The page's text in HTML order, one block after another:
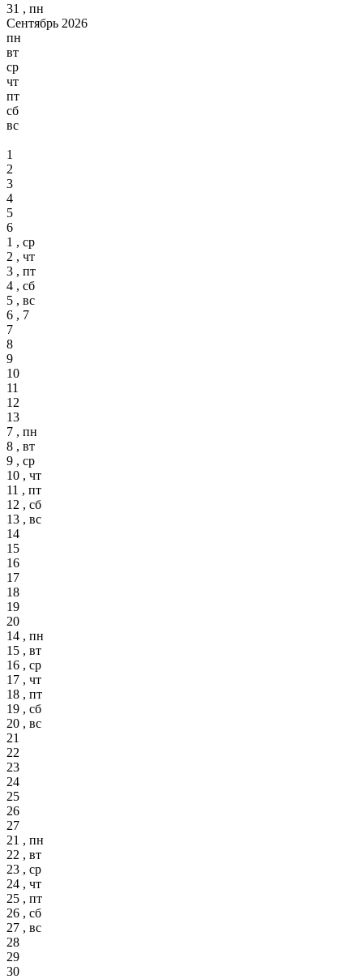
31 , пн
Сентябрь 2026
пн
вт
ср
чт
пт
сб
вс
1
2
3
4
5
6
1 , ср
2 , чт
3 , пт
4 , сб
5 , вс
6 , 7
7
8
9
10
11
12
13
7 , пн
8 , вт
9 , ср
10 , чт
11 , пт
12 , сб
13 , вс
14
15
16
17
18
19
20
14 , пн
15 , вт
16 , ср
17 , чт
18 , пт
19 , сб
20 , вс
21
22
23
24
25
26
27
21 , пн
22 , вт
23 , ср
24 , чт
25 , пт
26 , сб
27 , вс
28
29
30